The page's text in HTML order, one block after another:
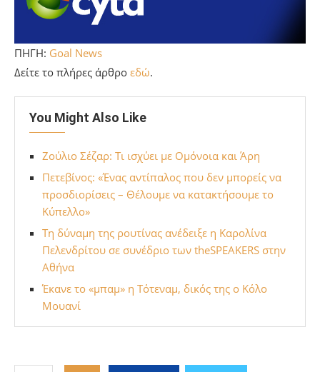
ΠΗΓΗ: Goal News
Δείτε το πλήρες άρθρο εδώ.
You Might Also Like
Ζούλιο Σέζαρ: Τι ισχύει με Ομόνοια και Άρη
Πετεβίνος: «Ένας αντίπαλος που δεν μπορείς να
προσδιορίσεις – Θέλουμε να κατακτήσουμε το
Κύπελλο»
Τη δύναμη της ρουτίνας ανέδειξε η Καρολίνα
Πελενδρίτου σε συνέδριο των theSPEAKERS στην
Αθήνα
Έκανε το «μπαμ» η Τότεναμ, δικός της ο Κόλο
Μουανί